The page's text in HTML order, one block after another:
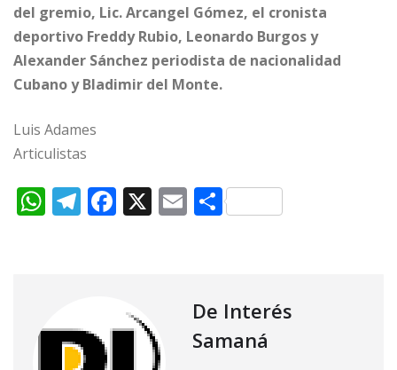
del gremio, Lic. Arcangel Gómez, el cronista
deportivo Freddy Rubio, Leonardo Burgos y
Alexander Sánchez periodista de nacionalidad
Cubano y Bladimir del Monte.
Luis Adames
Articulistas
W
p
T
m
F
b
o
X E C
ar
ti
De Interés
Samaná